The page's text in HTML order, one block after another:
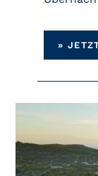
»